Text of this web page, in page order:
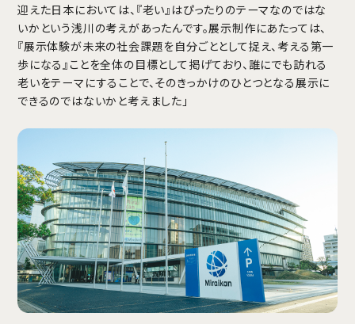
迎えた日本においては、『老い』はぴったりのテーマなのではな
いかという浅川の考えがあったんです。展示制作にあたっては、
『展示体験が未来の社会課題を自分ごととして捉え、考える第一
歩になる』ことを全体の目標として掲げており、誰にでも訪れる
老いをテーマにすることで、そのきっかけのひとつとなる展示に
できるのではないかと考えました」